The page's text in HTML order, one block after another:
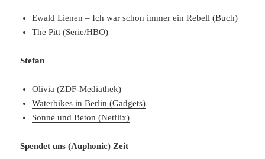
Ewald Lienen – Ich war schon immer ein Rebell (Buch)
The Pitt (Serie/HBO)
Stefan
Olivia (ZDF-Mediathek)
Waterbikes in Berlin (Gadgets)
Sonne und Beton (Netflix)
Spendet uns (Auphonic) Zeit